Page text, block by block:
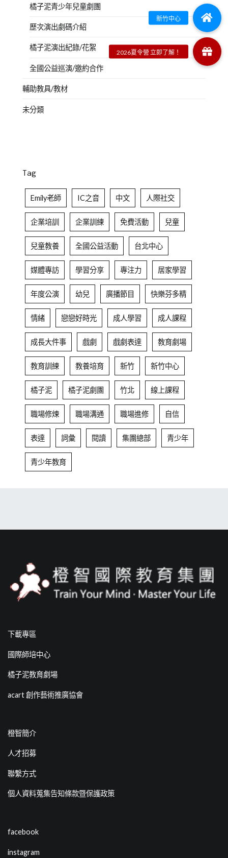
橘子泥青少年兒童劇團
歷次演出劇碼介紹
橘子泥演出紀錄/花絮
全國公益巡演/邀約合作
輔助教具/教材
未分類
Tag
Emily老師 IC之音 中文 人際社交
企業培訓 企業訓練 免費活動 兒童
兒童教養 全國公益活動 台北中心
媒體專訪 學習分享 專注力 居家學習
年度公演 幼兒 廣播節目 快樂芬多精
情緒 戀戀好時光 成人學習 成人課程
成長大件事 戲劇 戲劇表達 教育劇場
教育訓練 教養培育 新竹 新竹中心
橘子泥 橘子泥劇團 竹北 線上課程
職場修煉 職場溝通 職場進修 自信
表達 詞彙 閱讀 集團總部 青少年
青少年教育
下載專區
國際師培中心
橘子泥教育劇場
acart 創作藝術推廣協會
橙智簡介
人才招募
聯繫方式
個人資料蒐集告知條款暨保護政策
facebook
instagram